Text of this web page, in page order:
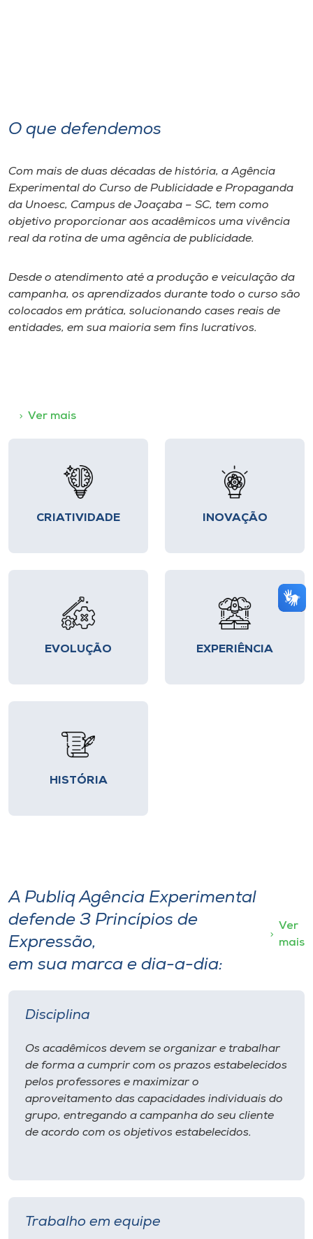
O que defendemos
Com mais de duas décadas de história, a Agência
Experimental do Curso de Publicidade e Propaganda
da Unoesc, Campus de Joaçaba – SC, tem como
objetivo proporcionar aos acadêmicos uma vivência
real da rotina de uma agência de publicidade.
Desde o atendimento até a produção e veiculação da
campanha, os aprendizados durante todo o curso são
colocados em prática, solucionando cases reais de
entidades, em sua maioria sem fins lucrativos.
Ver mais
CRIATIVIDADE INOVAÇÃO
EVOLUÇÃO EXPERIÊNCIA
HISTÓRIA
A Publiq Agência Experimental
defende 3 Princípios de
Expressão,
em sua marca e dia-a-dia:
Ver
mais
Disciplina
Os acadêmicos devem se organizar e trabalhar
de forma a cumprir com os prazos estabelecidos
pelos professores e maximizar o
aproveitamento das capacidades individuais do
grupo, entregando a campanha do seu cliente
de acordo com os objetivos estabelecidos.
Trabalho em equipe